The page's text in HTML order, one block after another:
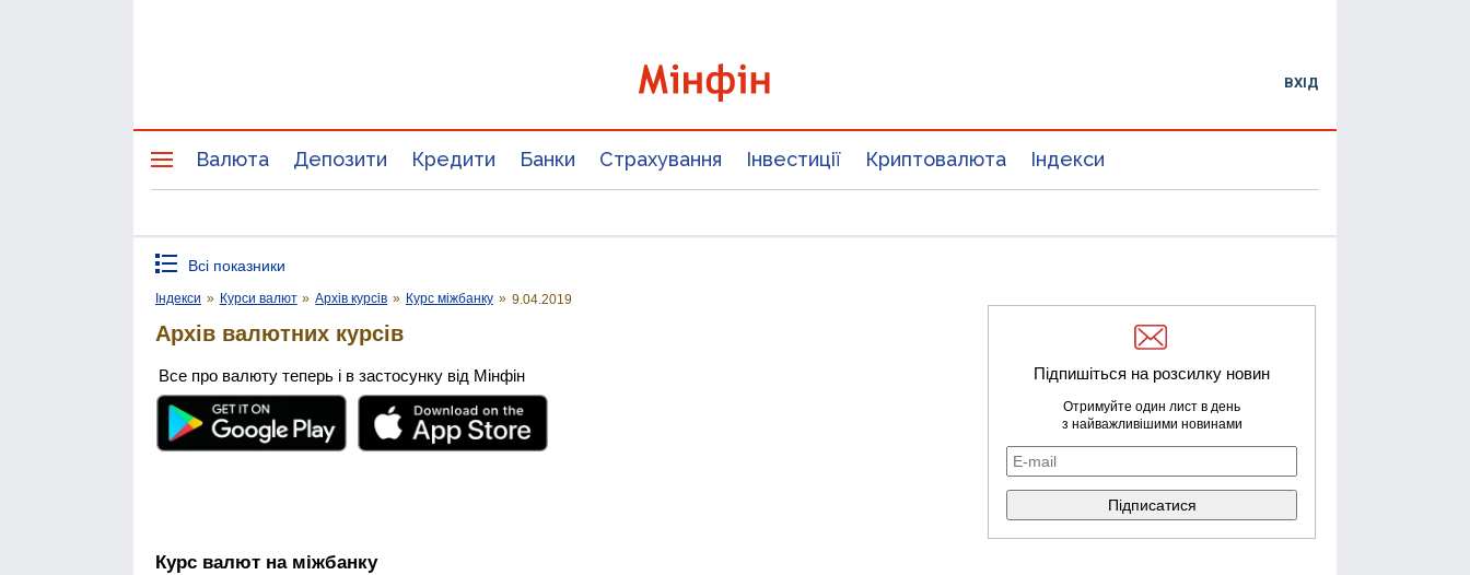
ВХІД
Валюта Депозити Кредити Банки Страхування Інвестиції Криптовалюта Індекси
Всі показники
Індекси » Курси валют » Архів курсів » Курс міжбанку » 9.04.2019
Архів валютних курсів
Все про валюту теперь і в застосунку від Мінфін
Курс валют на міжбанку
Підпишіться на розсилку новин
Отримуйте один лист в день
з найважливішими новинами